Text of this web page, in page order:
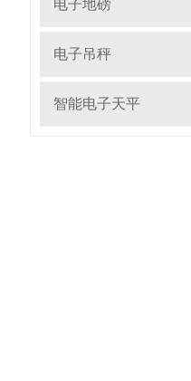
电子地磅
电子吊秤
智能电子天平